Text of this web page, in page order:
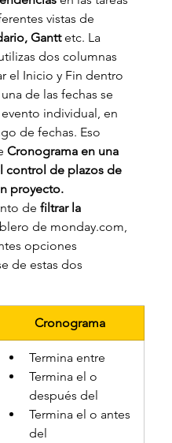
vistas de
Gantt etc. La
dos columnas
el Inicio y Fin dentro
de las fechas se
individual, en
de fechas. Eso
Cronograma en una
control de plazos de
proyecto.
de filtrar la
de monday.com
opciones
de estas dos
Cronograma
Termina entre
Termina el o
después del
Termina el o antes
del